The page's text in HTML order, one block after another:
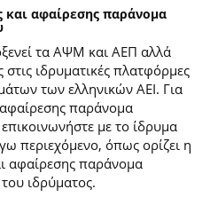
και αφαίρεσης παράνομα
τα ΑΨΜ και ΑΕΠ αλλά
ιδρυματικές πλατφόρμες
των ελληνικών ΑΕΙ. Για
παράνομα
με το ίδρυμα
περιεχόμενο, όπως ορίζει η
αφαίρεσης παράνομα
ιδρύματος.